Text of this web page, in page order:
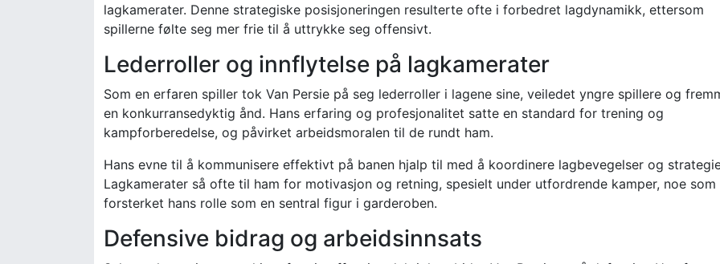
lagkamerater. Denne strategiske posisjoneringen resulterte ofte i forbedret lagdynamikk, ettersom
spillerne følte seg mer frie til å uttrykke seg offensivt.
Lederroller og innflytelse på lagkamerater
Som en erfaren spiller tok Van Persie på seg lederroller i lagene sine, veiledet yngre spillere og
en konkurransedyktig ånd. Hans erfaring og profesjonalitet satte en standard for trening og
kampforberedelse, og påvirket arbeidsmoralen til de rundt ham.
Hans evne til å kommunisere effektivt på banen hjalp til med å koordinere lagbevegelser og
Lagkamerater så ofte til ham for motivasjon og retning, spesielt under utfordrende kamper, noe som
forsterket hans rolle som en sentral figur i garderoben.
Defensive bidrag og arbeidsinnsats